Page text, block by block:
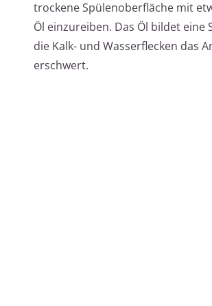
trockene Spülenoberfläche mit
Öl einzureiben. Das Öl bildet eine
die Kalk- und Wasserflecken das
erschwert.